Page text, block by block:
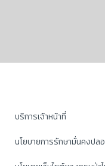
บริการเจ้าหน้าที่
นโยบายการรักษามั่นคงปล